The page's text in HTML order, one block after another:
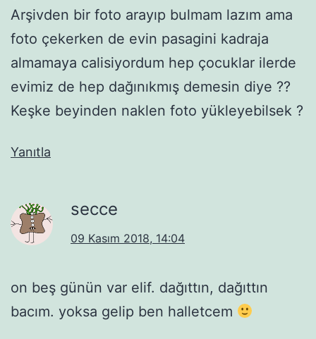
Arşivden bir foto arayıp bulmam lazım ama
foto çekerken de evin pasagini kadraja
almamaya calisiyordum hep çocuklar ilerde
evimiz de hep dağınıkmış demesin diye ??
Keşke beyinden naklen foto yükleyebilsek ?
Yanıtla
secce
09 Kasım 2018, 14:04
on beş günün var elif. dağıttın, dağıttın
bacım. yoksa gelip ben halletcem